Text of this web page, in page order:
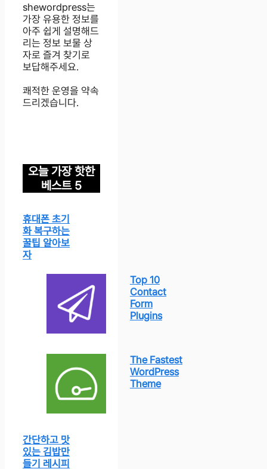
shewordpress는
가장 유용한 정보를
아주 쉽게 설명해드
리는 정보 보물 상
자로 즐겨 찾기로
보답해주세요.
쾌적한 운영을 약속
드리겠습니다.
오늘 가장 핫한
베스트 5
휴대폰 초기
화 복구하는
꿀팁 알아보
자
Top 10
Contact
Form
Plugins
The Fastest
WordPress
Theme
간단하고 맛
있는 김밥만
들기 레시피